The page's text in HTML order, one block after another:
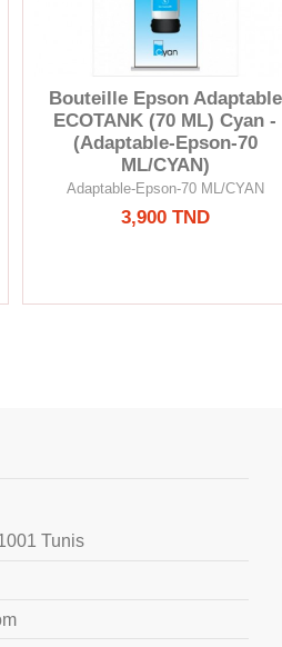
Bouteille Epson Adaptable
ECOTANK (70 ML) Cyan -
(Adaptable-Epson-70
ML/CYAN)
Adaptable-Epson-70 ML/CYAN
3,900 TND
Tunis